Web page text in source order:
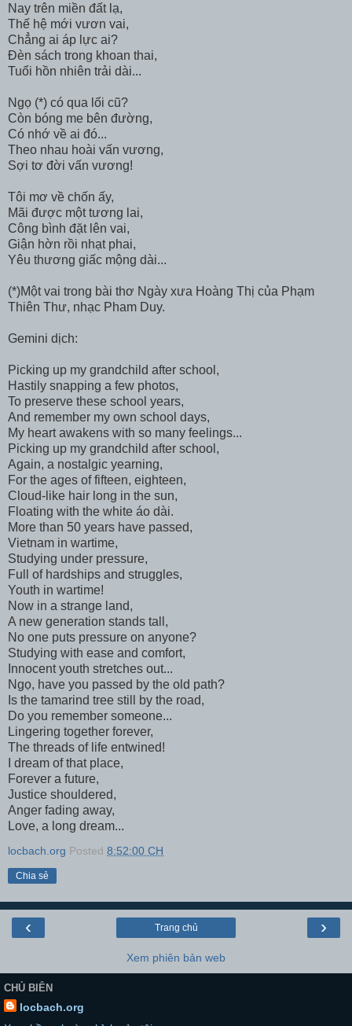
Nay trên miền đất lạ,
Thế hệ mới vươn vai,
Chẳng ai áp lực ai?
Đèn sách trong khoan thai,
Tuổi hồn nhiên trải dài...
Ngọ (*) có qua lối cũ?
Còn bóng me bên đường,
Có nhớ về ai đó...
Theo nhau hoài vấn vương,
Sợi tơ đời vấn vương!
Tôi mơ về chốn ấy,
Mãi được một tương lai,
Công bình đặt lên vai,
Giận hờn rồi nhạt phai,
Yêu thương giấc mộng dài...
(*)Một vai trong bài thơ Ngày xưa Hoàng Thị của Phạm
Thiên Thư, nhạc Pham Duy.
Gemini dịch:
Picking up my grandchild after school,
Hastily snapping a few photos,
To preserve these school years,
And remember my own school days,
My heart awakens with so many feelings...
Picking up my grandchild after school,
Again, a nostalgic yearning,
For the ages of fifteen, eighteen,
Cloud-like hair long in the sun,
Floating with the white áo dài.
More than 50 years have passed,
Vietnam in wartime,
Studying under pressure,
Full of hardships and struggles,
Youth in wartime!
Now in a strange land,
A new generation stands tall,
No one puts pressure on anyone?
Studying with ease and comfort,
Innocent youth stretches out...
Ngọ, have you passed by the old path?
Is the tamarind tree still by the road,
Do you remember someone...
Lingering together forever,
The threads of life entwined!
I dream of that place,
Forever a future,
Justice shouldered,
Anger fading away,
Love, a long dream...
locbach.org Posted 8:52:00 CH
Chia sẻ
‹ ›
Trang chủ
Xem phiên bản web
CHỦ BIÊN
locbach.org